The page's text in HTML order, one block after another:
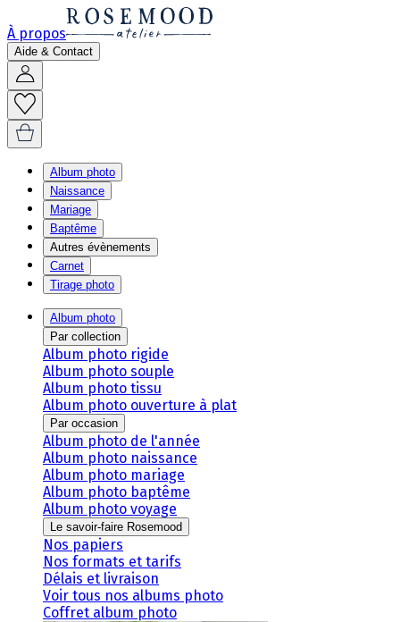
À propos
Aide & Contact
Album photo
Naissance
Mariage
Baptême
Autres évènements
Carnet
Tirage photo
Album photo
Par collection
Album photo rigide
Album photo souple
Album photo tissu
Album photo ouverture à plat
Par occasion
Album photo de l'année
Album photo naissance
Album photo mariage
Album photo baptême
Album photo voyage
Le savoir-faire Rosemood
Nos papiers
Nos formats et tarifs
Délais et livraison
Voir tous nos albums photo
Coffret album photo